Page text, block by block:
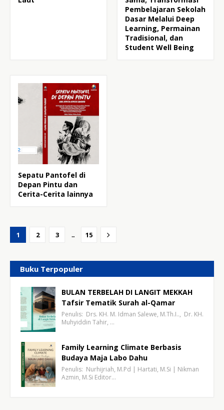
Pembelajaran Sekolah
Dasar Melalui Deep
Learning, Permainan
Tradisional, dan
Student Well Being
Sepatu Pantofel di
Depan Pintu dan
Cerita-Cerita lainnya
1 2 3 ... 15
Buku Terpopuler
BULAN TERBELAH DI LANGIT MEKKAH
Tafsir Tematik Surah al-Qamar
Penulis: Drs. KH. M. Idman Salewe, M.Th.I.., Dr. KH.
Muhyiddin Tahir, …
Family Learning Climate Berbasis
Budaya Maja Labo Dahu
Penulis: Nurhijriah, M.Pd | Hartati, M.Si | Nikman
Azmin, M.Si Editor…